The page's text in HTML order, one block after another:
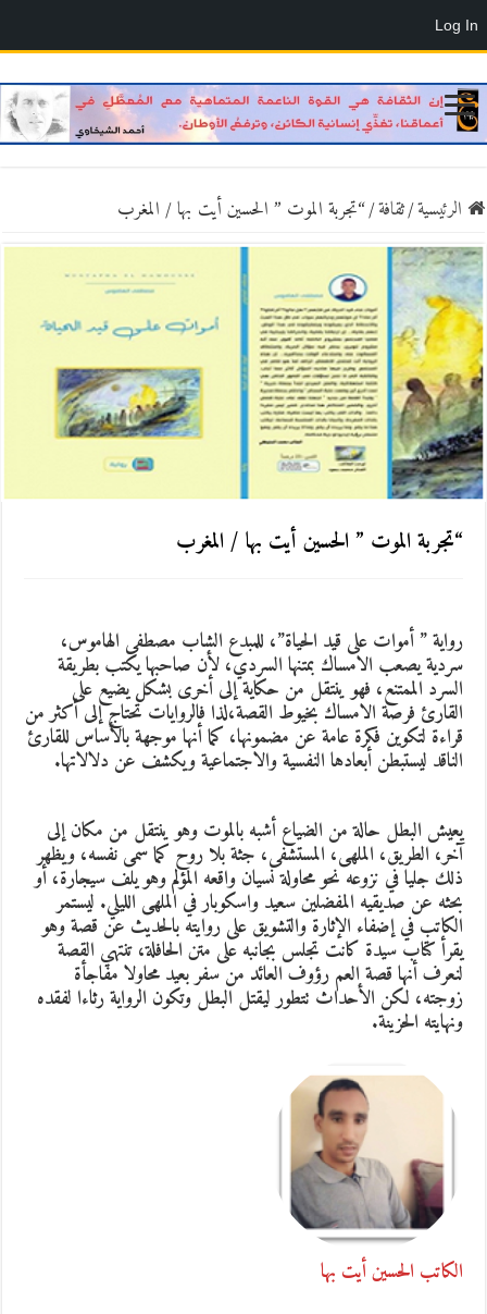
الرئيسية/ثقافة/“تجربة الموت ” الحسين أيت بها / المغرب
“تجربة الموت ” الحسين أيت بها / المغرب
رواية ” أموات على قيد الحياة”، للمبدع الشاب مصطفى الهاموس،
سردية يصعب الامساك بمتنها السردي، لأن صاحبها يكتب بطريقة
السرد الممتنع، فهو ينتقل من حكاية إلى أخرى بشكل يضيع على
القارئ فرصة الامساك بخيوط القصة،لذا فالروايات تحتاج إلى أكثر من
قراءة لتكوين فكرة عامة عن مضمونها، كما أنها موجهة بالأساس للقارئ
الناقد ليستبطن أبعادها النفسية والاجتماعية ويكشف عن دلالاتها.
يعيش البطل حالة من الضياع أشبه بالموت وهو ينتقل من مكان إلى
آخر، الطريق، الملهى، المستشفى، جثة بلا روح كما سمى نفسه، ويظهر
ذلك جليا في نزوعه نحو محاولة نسيان واقعه المؤلم وهو يلف سيجارة، أو
بحثه عن صديقيه المفضلين سعيد واسكوبار في الملهى الليلي. ليستمر
الكاتب في إضفاء الإثارة والتشويق على روايته بالحديث عن قصة وهو
يقرأ كتاب سيدة كانت تجلس بجانبه على متن الحافلة، تنتهي القصة
لنعرف أنها قصة العم رؤوف العائد من سفر بعيد محاولا مفاجأة
زوجته، لكن الأحداث تتطور ليقتل البطل وتكون الرواية رثاءا لفقده
ونهايته الحزينة.
الكاتب الحسين أيت بها
Log In